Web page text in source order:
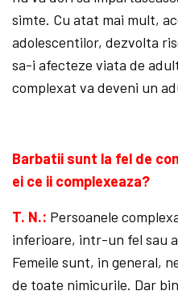
simte. Cu atat mai mult,
adolescentilor, dezvolta
sa-i afecteze viata de
complexat va deveni un
Barbatii sunt la fel de
ei ce ii complexeaza?
T. N.: Persoanele
inferioare, intr-un fel sau
Femeile sunt, in general,
de toate nimicurile. Dar